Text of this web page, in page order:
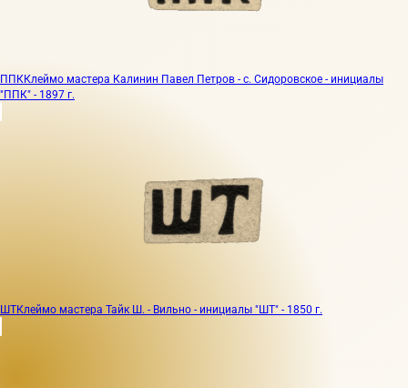
ППККлеймо мастера Калинин Павел Петров - с. Сидоровское - инициалы
"ППК" - 1897 г.
ШТКлеймо мастера Тайк Ш. - Вильно - инициалы "ШТ" - 1850 г.